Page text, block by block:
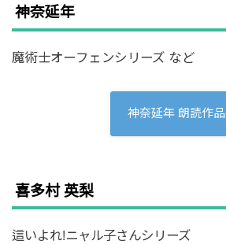
神奈延年
魔術士オーフェンシリーズ など
神奈延年 朗読作品
喜多村 英梨
這いよれ!ニャル子さんシリーズ